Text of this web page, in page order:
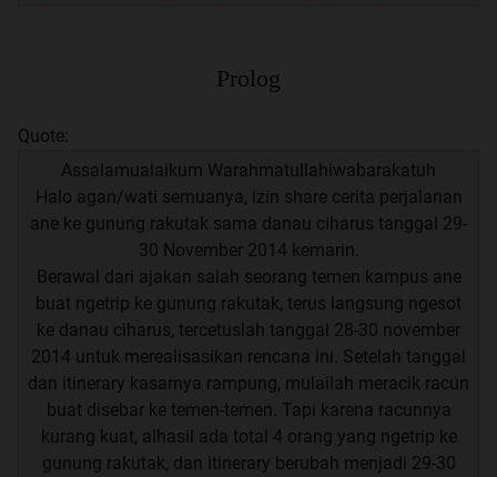
Prolog
Quote:
Assalamualaikum Warahmatullahiwabarakatuh
Halo agan/wati semuanya, izin share cerita perjalanan
ane ke gunung rakutak sama danau ciharus tanggal 29-
30 November 2014 kemarin.
Berawal dari ajakan salah seorang temen kampus ane
buat ngetrip ke gunung rakutak, terus langsung ngesot
ke danau ciharus, tercetuslah tanggal 28-30 november
2014 untuk merealisasikan rencana ini. Setelah tanggal
dan itinerary kasarnya rampung, mulailah meracik racun
buat disebar ke temen-temen. Tapi karena racunnya
kurang kuat, alhasil ada total 4 orang yang ngetrip ke
gunung rakutak, dan itinerary berubah menjadi 29-30